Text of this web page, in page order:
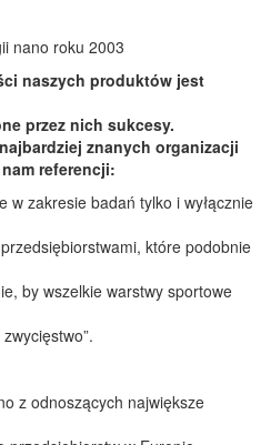
nano roku 2003
naszych produktów jest
przez nich sukcesy.
znanych organizacji
referencji:
w zakresie badań tylko i wyłącznie
które podobnie
by wszelkie warstwy sportowe
z odnoszących największe